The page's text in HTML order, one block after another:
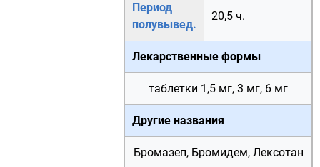
Период
полувывед.
20,5 ч.
Лекарственные формы
таблетки 1,5 мг, 3 мг, 6 мг
Другие названия
Бромазеп, Бромидем, Лексотан